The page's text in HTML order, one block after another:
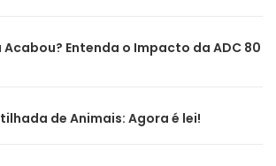
Entenda o Impacto da ADC 80
de Animais: Agora é lei!